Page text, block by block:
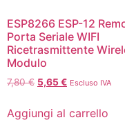
ESP8266 ESP-12
Porta Seriale WIFI
Ricetrasmittente
Modulo
7,80€ 5,65€ Escluso IVA
Aggiungi al carrello